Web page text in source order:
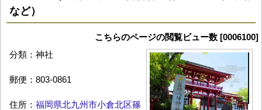
など）
こちらのページの閲覧ビュー数 [0006100]
分類：神社
郵便：803-0861
住所： 福岡県北九州市小倉北区篠